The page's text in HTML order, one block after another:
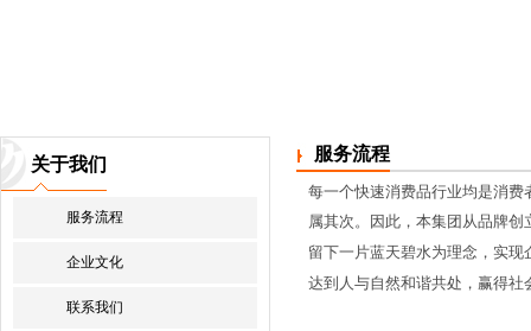
关于我们
服务流程
企业文化
联系我们
服务流程
每一个快速消费品行业均是消
属其次。因此，本集团从品牌
留下一片蓝天碧水为理念，实现
达到人与自然和谐共处，赢得